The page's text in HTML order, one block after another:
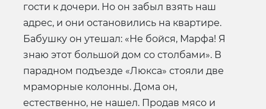
гости к дочери. Но он забыл взять наш
адрес, и они остановились на квартире.
Бабушку он утешал: «Не бойся, Марфа! Я
знаю этот большой дом со столбами». В
парадном подъезде «Люкса» стояли две
мраморные колонны. Дома он,
естественно, не нашел. Продав мясо и